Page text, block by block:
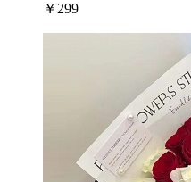
￥299